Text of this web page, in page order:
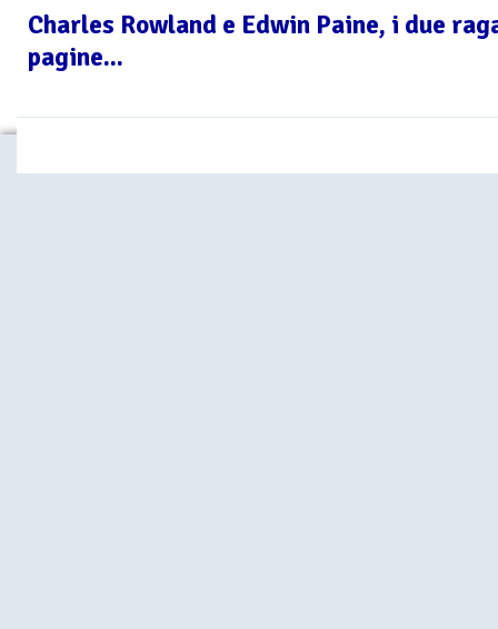
Charles Rowland e Edwin Paine, i due
pagine...